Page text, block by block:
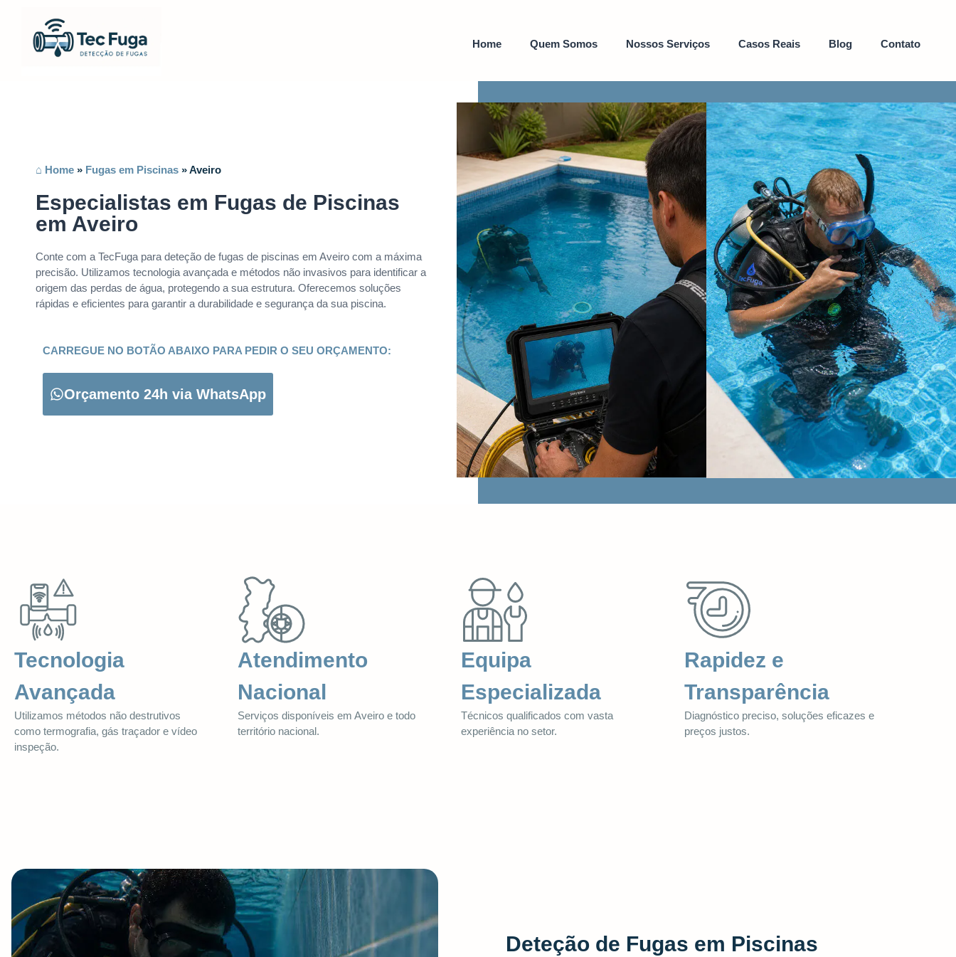
Home Quem Somos Nossos Serviços Casos Reais Blog Contato
⌂ Home » Fugas em Piscinas »Aveiro
Especialistas em Fugas de Piscinas
em Aveiro
Conte com a TecFuga para deteção de fugas de piscinas em Aveiro com a máxima
precisão. Utilizamos tecnologia avançada e métodos não invasivos para identificar a
origem das perdas de água, protegendo a sua estrutura. Oferecemos soluções
rápidas e eficientes para garantir a durabilidade e segurança da sua piscina.
CARREGUE NO BOTÃO ABAIXO PARA PEDIR O SEU ORÇAMENTO:
Orçamento 24h via WhatsApp
Tecnologia
Avançada
Utilizamos métodos não destrutivos
como termografia, gás traçador e vídeo
inspeção.
Atendimento
Nacional
Serviços disponíveis em Aveiro e todo
território nacional.
Equipa
Especializada
Técnicos qualificados com vasta
experiência no setor.
Rapidez e
Transparência
Diagnóstico preciso, soluções eficazes e
preços justos.
Deteção de Fugas em Piscinas